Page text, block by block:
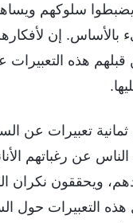
يضبطوا سلوكهم
بالأساس. إن
هذه التعبيرات
تعبيرات عن
عن رغباتهم
ويحققون
هذه التعبيرات